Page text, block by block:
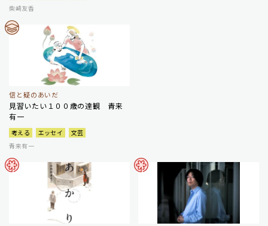
柴崎友香
信と疑のあいだ
見習いたい１００歳の達観 青来
有一
考える エッセイ
文芸
青来有一